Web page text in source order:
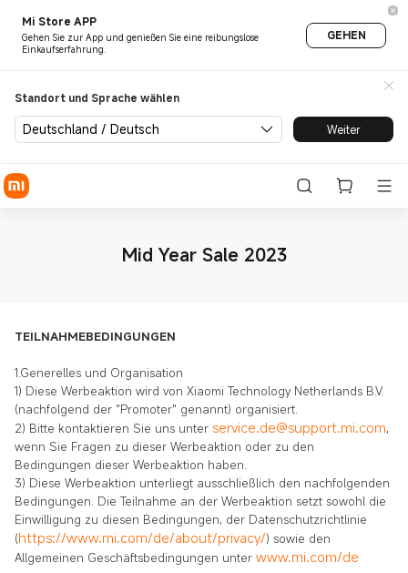
Mi Store APP
Gehen Sie zur App und genießen Sie eine reibungslose
Einkaufserfahrung.
GEHEN
Standort und Sprache wählen
Deutschland / Deutsch Weiter
Mid Year Sale 2023
TEILNAHMEBEDINGUNGEN
1.Generelles und Organisation
1) Diese Werbeaktion wird von Xiaomi Technology Netherlands B.V.
(nachfolgend der "Promoter" genannt) organisiert.
2) Bitte kontaktieren Sie uns unter service.de@support.mi.com,
wenn Sie Fragen zu dieser Werbeaktion oder zu den
Bedingungen dieser Werbeaktion haben.
3) Diese Werbeaktion unterliegt ausschließlich den nachfolgenden
Bedingungen. Die Teilnahme an der Werbeaktion setzt sowohl die
Einwilligung zu diesen Bedingungen, der Datenschutzrichtlinie
(https://www.mi.com/de/about/privacy/) sowie den
Allgemeinen Geschäftsbedingungen unter www.mi.com/de